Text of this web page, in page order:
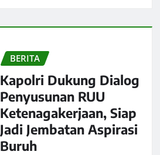
BERITA
Kapolri Dukung Dialog
Penyusunan RUU
Ketenagakerjaan, Siap
Jadi Jembatan Aspirasi
Buruh